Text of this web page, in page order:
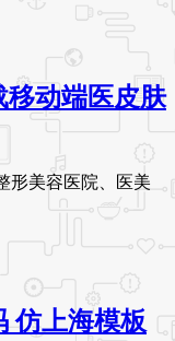
移动端医皮肤
形美容医院、医美
仿上海模板